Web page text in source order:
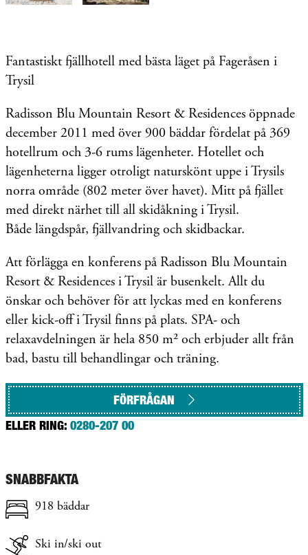
Fantastiskt fjällhotell med bästa läget på Fageråsen i
Trysil
Radisson Blu Mountain Resort & Residences öppnade
december 2011 med över 900 bäddar fördelat på 369
hotellrum och 3-6 rums lägenheter. Hotellet och
lägenheterna ligger otroligt naturskönt uppe i Trysils
norra område (802 meter över havet). Mitt på fjället
med direkt närhet till all skidåkning i Trysil.
Både längdspår, fjällvandring och skidbackar.
Att förlägga en konferens på Radisson Blu Mountain
Resort & Residences i Trysil är busenkelt. Allt du
önskar och behöver för att lyckas med en konferens
eller kick-off i Trysil finns på plats. SPA- och
relaxavdelningen är hela 850 m² och erbjuder allt från
bad, bastu till behandlingar och träning.
FÖRFRÅGAN
ELLER RING: 0280-207 00
SNABBFAKTA
918 bäddar
Ski in/ski out